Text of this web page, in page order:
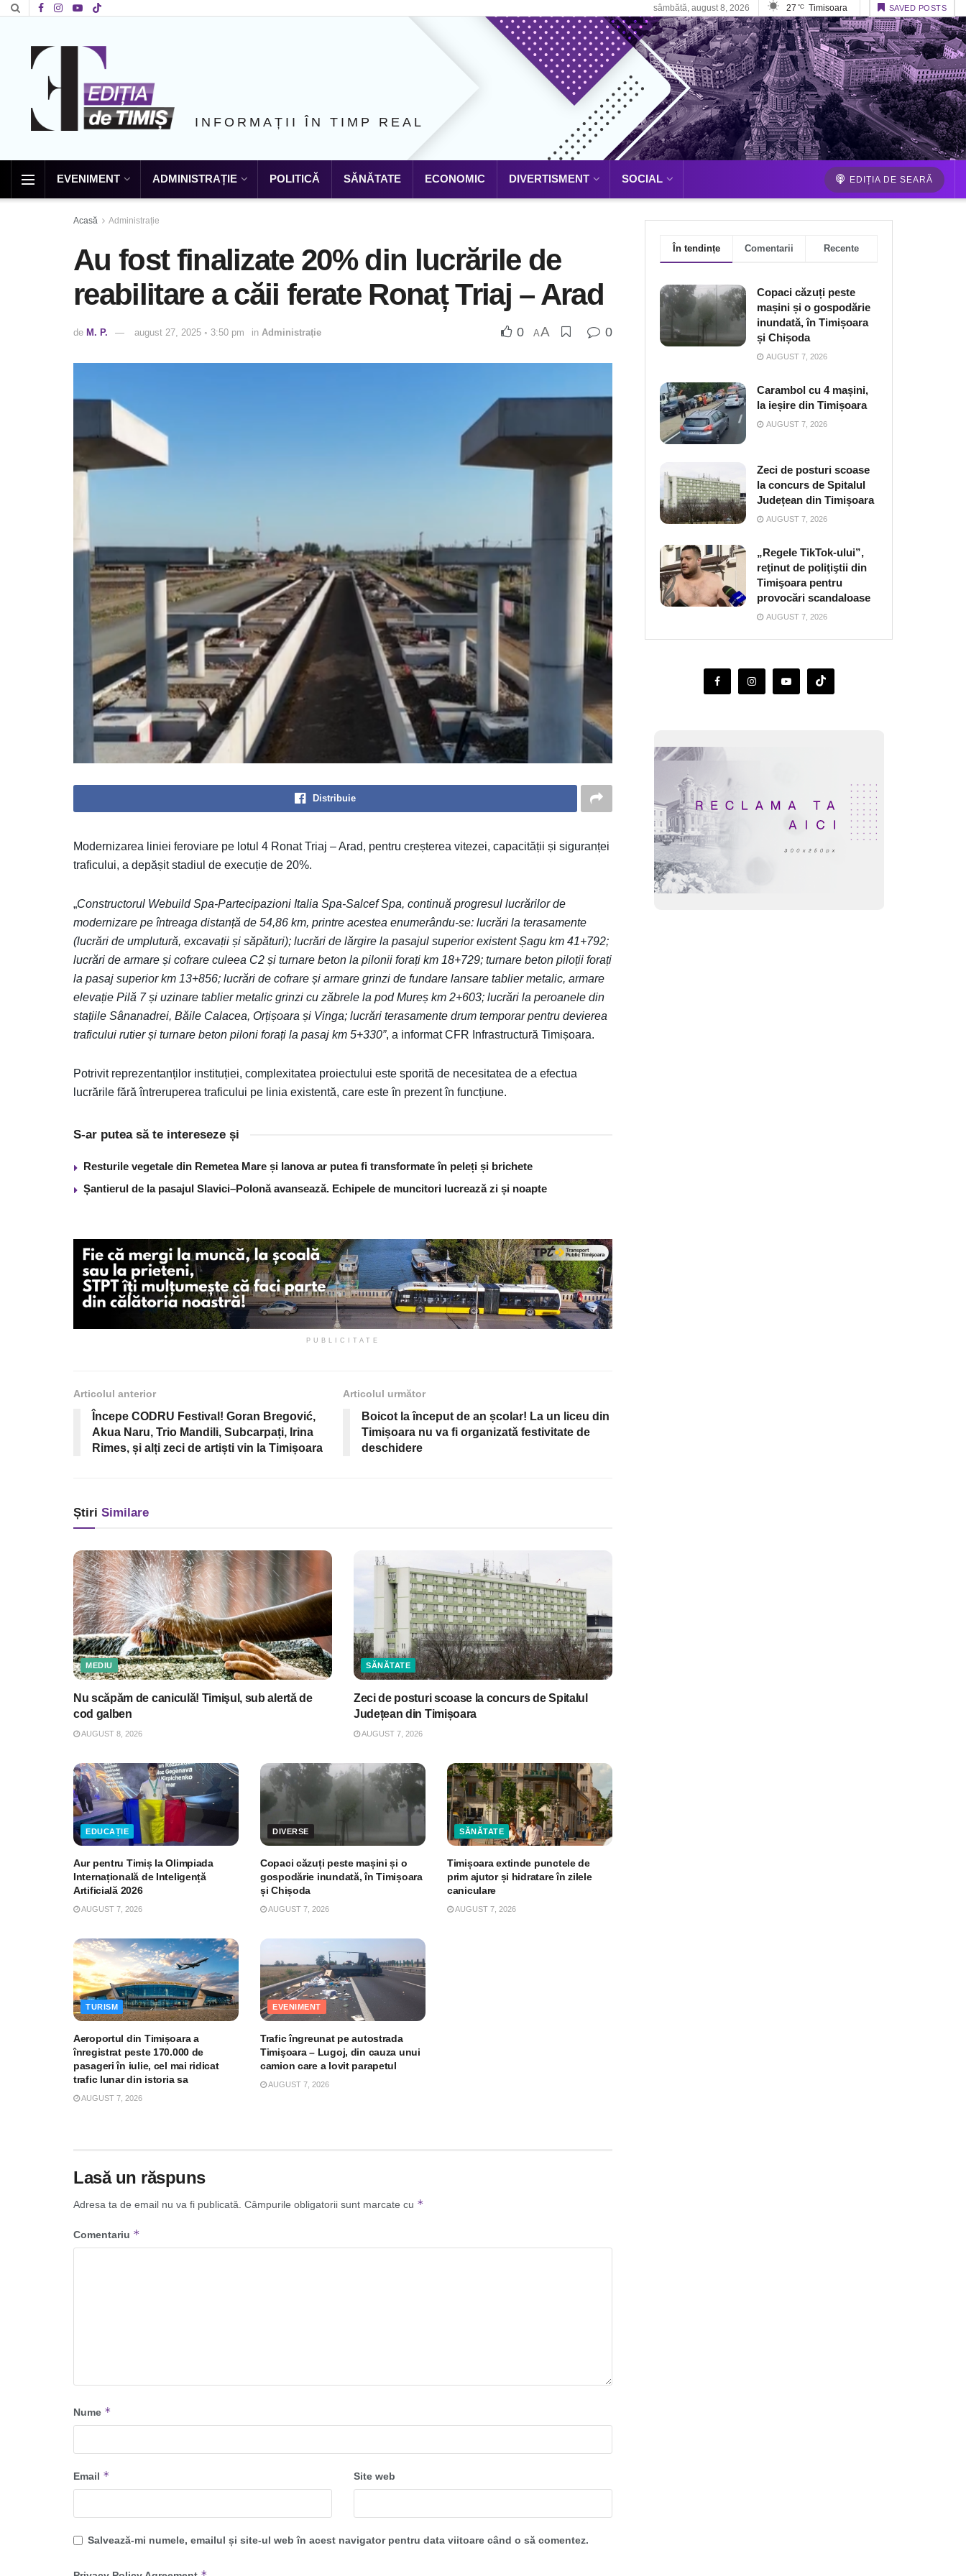
sâmbătă, august 8, 2026 27 °C Timisoara SAVED POSTS
INFORMAȚII ÎN TIMP REAL
EVENIMENT ADMINISTRAȚIE POLITICĂ SĂNĂTATE ECONOMIC DIVERTISMENT SOCIAL EDIȚIA DE SEARĂ
Acasă Administrație
Au fost finalizate 20% din lucrările de
reabilitare a căii ferate Ronaț Triaj – Arad
de M. P. august 27, 2025 ◦ 3:50 pm in Administrație 0 AA 0
Distribuie
Modernizarea liniei feroviare pe lotul 4 Ronat Triaj – Arad, pentru creșterea vitezei, capacității și siguranței
traficului, a depășit stadiul de execuție de 20%.
„Constructorul Webuild Spa-Partecipazioni Italia Spa-Salcef Spa, continuă progresul lucrărilor de
modernizare pe întreaga distanță de 54,86 km, printre acestea enumerându-se: lucrări la terasamente
(lucrări de umplutură, excavații și săpături); lucrări de lărgire la pasajul superior existent Șagu km 41+792;
lucrări de armare și cofrare culeea C2 și turnare beton la pilonii forați km 18+729; turnare beton piloții forați
la pasaj superior km 13+856; lucrări de cofrare și armare grinzi de fundare lansare tablier metalic, armare
elevație Pilă 7 și uzinare tablier metalic grinzi cu zăbrele la pod Mureș km 2+603; lucrări la peroanele din
stațiile Sânanadrei, Băile Calacea, Orțișoara și Vinga; lucrări terasamente drum temporar pentru devierea
traficului rutier și turnare beton piloni forați la pasaj km 5+330”, a informat CFR Infrastructură Timișoara.
Potrivit reprezentanților instituției, complexitatea proiectului este sporită de necesitatea de a efectua
lucrările fără întreruperea traficului pe linia existentă, care este în prezent în funcțiune.
S-ar putea să te intereseze și
Resturile vegetale din Remetea Mare și Ianova ar putea fi transformate în peleți și brichete
Șantierul de la pasajul Slavici–Polonă avansează. Echipele de muncitori lucrează zi și noapte
PUBLICITATE
Articolul anterior
Începe CODRU Festival! Goran Bregović,
Akua Naru, Trio Mandili, Subcarpați, Irina
Rimes, și alți zeci de artiști vin la Timișoara
Articolul următor
Boicot la început de an școlar! La un liceu din
Timișoara nu va fi organizată festivitate de
deschidere
Știri Similare
MEDIU
Nu scăpăm de caniculă! Timişul, sub alertă de
cod galben
AUGUST 8, 2026
SĂNĂTATE
Zeci de posturi scoase la concurs de Spitalul
Județean din Timișoara
AUGUST 7, 2026
EDUCAȚIE
Aur pentru Timiș la Olimpiada
Internațională de Inteligență
Artificială 2026
AUGUST 7, 2026
DIVERSE
Copaci căzuți peste mașini și o
gospodărie inundată, în Timișoara
și Chișoda
AUGUST 7, 2026
SĂNĂTATE
Timișoara extinde punctele de
prim ajutor și hidratare în zilele
caniculare
AUGUST 7, 2026
TURISM
Aeroportul din Timișoara a
înregistrat peste 170.000 de
pasageri în iulie, cel mai ridicat
trafic lunar din istoria sa
AUGUST 7, 2026
EVENIMENT
Trafic îngreunat pe autostrada
Timişoara – Lugoj, din cauza unui
camion care a lovit parapetul
AUGUST 7, 2026
Lasă un răspuns
Adresa ta de email nu va fi publicată. Câmpurile obligatorii sunt marcate cu *
Comentariu *
Nume *
Email * Site web
Salvează-mi numele, emailul și site-ul web în acest navigator pentru data viitoare când o să comentez.
În tendințe Comentarii Recente
Copaci căzuți peste
mașini și o gospodărie
inundată, în Timișoara
și Chișoda
AUGUST 7, 2026
Carambol cu 4 mașini,
la ieșire din Timișoara
AUGUST 7, 2026
Zeci de posturi scoase
la concurs de Spitalul
Județean din Timișoara
AUGUST 7, 2026
„Regele TikTok-ului”,
reţinut de poliţiştii din
Timişoara pentru
provocări scandaloase
AUGUST 7, 2026